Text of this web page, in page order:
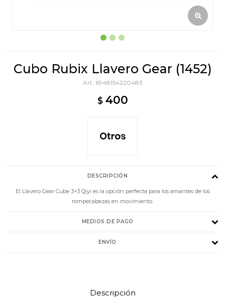
Cubo Rubix Llavero Gear (1452)
6948154220483
$ 400
DESCRIPCIÓN
El Llavero Gear Cube 3×3 Qiyi es la opción perfecta para los amantes de los
rompecabezas en movimiento.
MEDIOS DE PAGO
ENVÍO
Descripción